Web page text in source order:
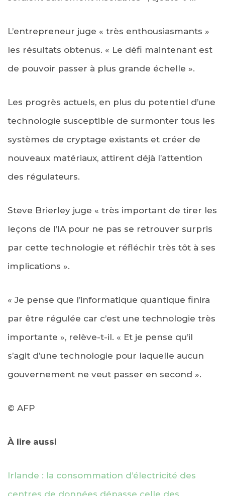
L’entrepreneur juge « très enthousiasmants »
les résultats obtenus. « Le défi maintenant est
de pouvoir passer à plus grande échelle ».
Les progrès actuels, en plus du potentiel d’une
technologie susceptible de surmonter tous les
systèmes de cryptage existants et créer de
nouveaux matériaux, attirent déjà l’attention
des régulateurs.
Steve Brierley juge « très important de tirer les
leçons de l’IA pour ne pas se retrouver surpris
par cette technologie et réfléchir très tôt à ses
implications ».
« Je pense que l’informatique quantique finira
par être régulée car c’est une technologie très
importante », relève-t-il. « Et je pense qu’il
s’agit d’une technologie pour laquelle aucun
gouvernement ne veut passer en second ».
© AFP
À lire aussi
Irlande : la consommation d’électricité des
centres de données dépasse celle des